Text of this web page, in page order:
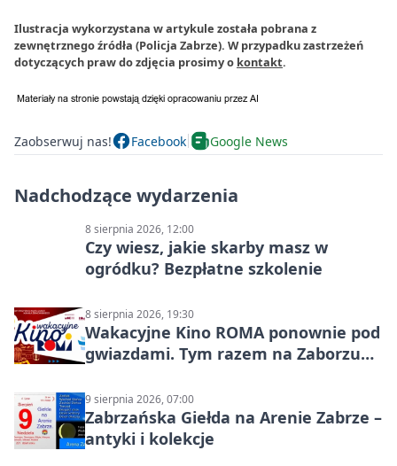
Ilustracja wykorzystana w artykule została pobrana z
zewnętrznego źródła (Policja Zabrze). W przypadku zastrzeżeń
dotyczących praw do zdjęcia prosimy o kontakt.
Zaobserwuj nas! Facebook Google News
Nadchodzące wydarzenia
8 sierpnia 2026, 12:00
Czy wiesz, jakie skarby masz w
ogródku? Bezpłatne szkolenie
8 sierpnia 2026, 19:30
Wakacyjne Kino ROMA ponownie pod
gwiazdami. Tym razem na Zaborzu
9 sierpnia 2026, 07:00
Zabrzańska Giełda na Arenie Zabrze –
antyki i kolekcje